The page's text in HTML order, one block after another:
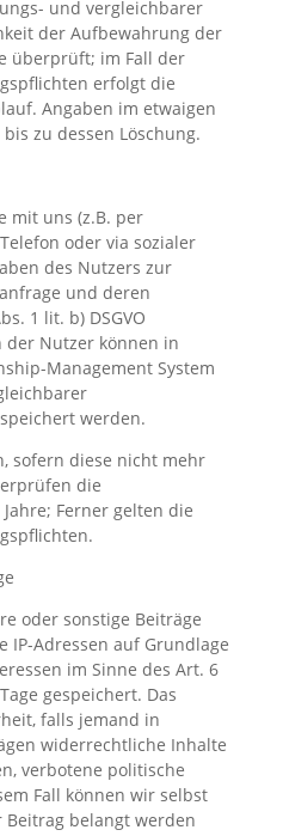
und vergleichbarer
der Aufbewahrung der
überprüft; im Fall der
erfolgt die
Angaben im etwaigen
zu dessen Löschung.
mit uns (z.B. per
oder via sozialer
des Nutzers zur
und deren
1 lit. b) DSGVO
der Nutzer können in
Management System
werden.
sofern diese nicht mehr
die
Ferner gelten die
oder sonstige Beiträge
IP-Adressen auf Grundlage
im Sinne des Art. 6
gespeichert. Das
falls jemand in
widerrechtliche Inhalte
verbotene politische
Fall können wir selbst
belangt werden